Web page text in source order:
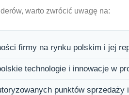
warto zwrócić uwagę na:
firmy na rynku polskim i jej
technologie i innowacje w
punktów sprzedaży